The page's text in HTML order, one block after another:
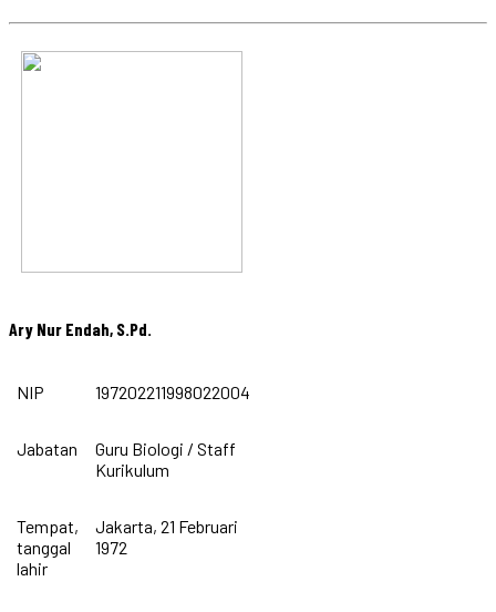
Ary Nur Endah, S.Pd.
NIP 197202211998022004
Jabatan
Guru Biologi / Staff
Kurikulum
Tempat,
tanggal
lahir
Jakarta, 21 Februari
1972